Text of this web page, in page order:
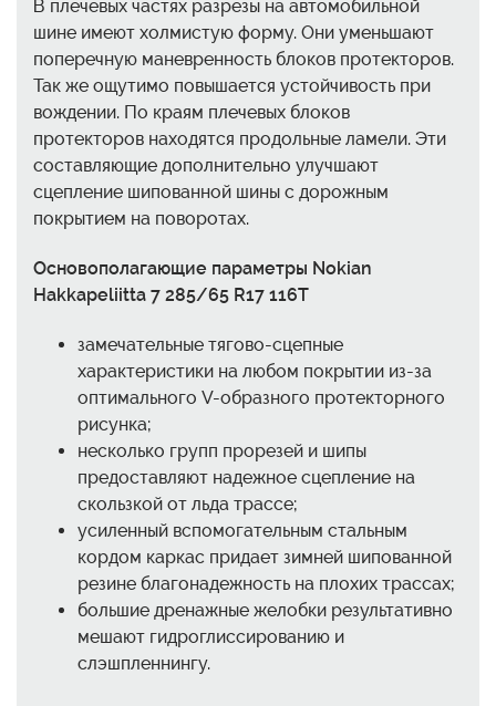
В плечевых частях разрезы на автомобильной
шине имеют холмистую форму. Они уменьшают
поперечную маневренность блоков протекторов.
Так же ощутимо повышается устойчивость при
вождении. По краям плечевых блоков
протекторов находятся продольные ламели. Эти
составляющие дополнительно улучшают
сцепление шипованной шины c дорожным
покрытием на поворотах.
Основополагающие параметры Nokian
Hakkapeliitta 7 285/65 R17 116T
замечательные тягово-сцепные
характеристики на любом покрытии из-за
оптимального V-образного протекторного
рисунка;
несколько групп прорезей и шипы
предоставляют надежное сцепление на
скользкой от льда трассе;
усиленный вспомогательным стальным
кордом каркас придает зимней шипованной
резине благонадежность на плохих трассах;
большие дренажные желобки результативно
мешают гидроглиссированию и
слэшпленнингу.